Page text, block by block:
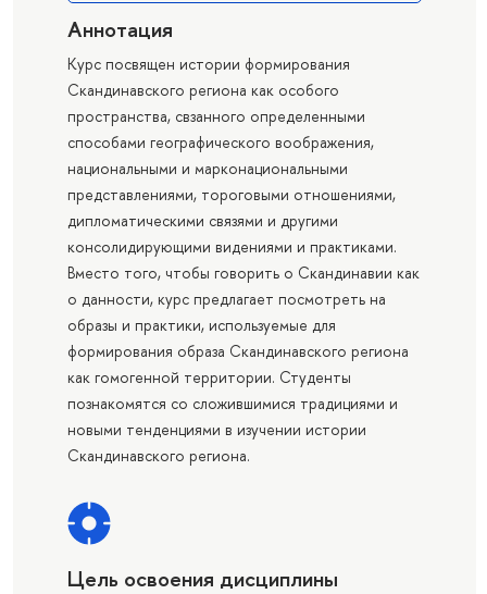
Аннотация
Курс посвящен истории формирования
Скандинавского региона как особого
пространства, свзанного определенными
способами географического воображения,
национальными и марконациональными
представлениями, тороговыми отношениями,
дипломатическими связями и другими
консолидирующими видениями и практиками.
Вместо того, чтобы говорить о Скандинавии как
о данности, курс предлагает посмотреть на
образы и практики, используемые для
формирования образа Скандинавского региона
как гомогенной территории. Студенты
познакомятся со сложившимися традициями и
новыми тенденциями в изучении истории
Скандинавского региона.
Цель освоения дисциплины